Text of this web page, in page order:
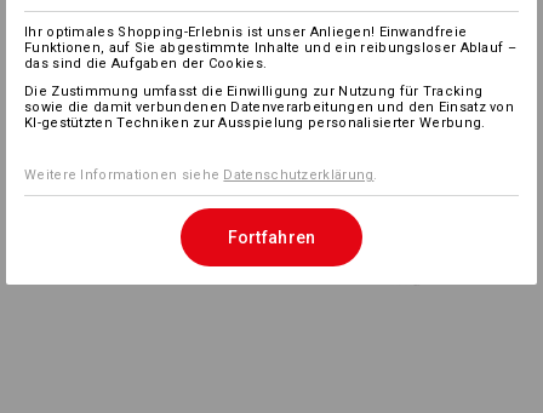
Ihr optimales Shopping-Erlebnis ist unser Anliegen! Einwandfreie
Funktionen, auf Sie abgestimmte Inhalte und ein reibungsloser Ablauf –
das sind die Aufgaben der Cookies.
Die Zustimmung umfasst die Einwilligung zur Nutzung für Tracking
sowie die damit verbundenen Datenverarbeitungen und den Einsatz von
KI-gestützten Techniken zur Ausspielung personalisierter Werbung.
Weitere Informationen siehe Datenschutzerklärung
Fortfahren